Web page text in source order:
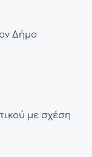
Δήμο
με σχέση